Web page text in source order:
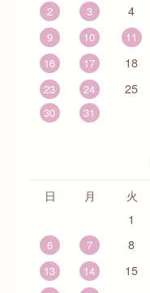
2 3 4
9 10 11
16
17 18
23 24 25
30 31
日 月 火
1
6 7 8
13 14 15